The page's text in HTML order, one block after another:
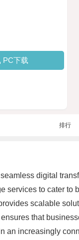
PC下载
排行
digital
services to cater to
scalable
that
an increasingly